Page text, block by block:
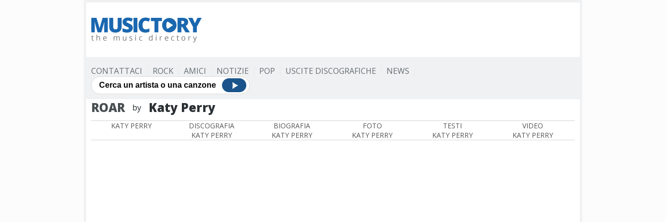
CONTATTACI ROCK AMICI NOTIZIE POP USCITE DISCOGRAFICHE NEWS
ROAR by Katy Perry
KATY PERRY
DISCOGRAFIA
KATY PERRY
BIOGRAFIA
KATY PERRY
FOTO
KATY PERRY
TESTI
KATY PERRY
VIDEO
KATY PERRY